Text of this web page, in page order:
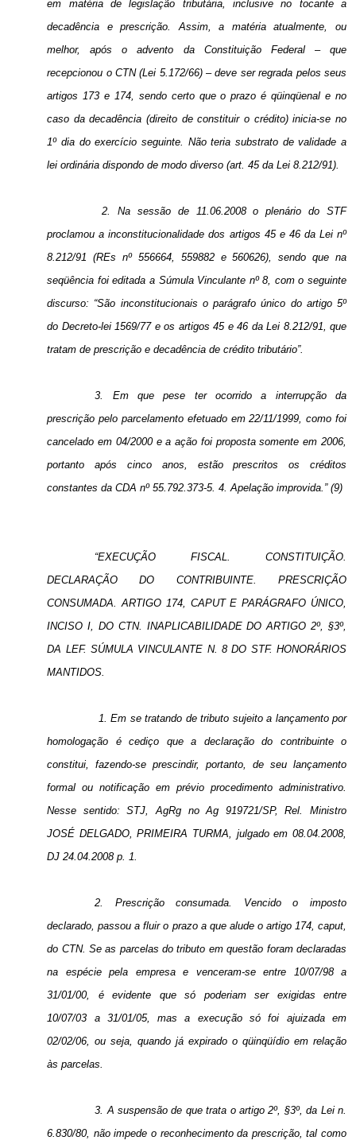
em matéria de legislação tributária, inclusive no tocante a
decadência e prescrição. Assim, a matéria atualmente, ou
melhor, após o advento da Constituição Federal – que
recepcionou o CTN (Lei 5.172/66) – deve ser regrada pelos seus
artigos 173 e 174, sendo certo que o prazo é qüinqüenal e no
caso da decadência (direito de constituir o crédito) inicia-se no
1º dia do exercício seguinte. Não teria substrato de validade a
lei ordinária dispondo de modo diverso (art. 45 da Lei 8.212/91).
2. Na sessão de 11.06.2008 o plenário do STF
proclamou a inconstitucionalidade dos artigos 45 e 46 da Lei nº
8.212/91 (REs nº 556664, 559882 e 560626), sendo que na
seqüência foi editada a Súmula Vinculante nº 8, com o seguinte
discurso: “São inconstitucionais o parágrafo único do artigo 5º
do Decreto-lei 1569/77 e os artigos 45 e 46 da Lei 8.212/91, que
tratam de prescrição e decadência de crédito tributário”.
3. Em que pese ter ocorrido a interrupção da
prescrição pelo parcelamento efetuado em 22/11/1999, como foi
cancelado em 04/2000 e a ação foi proposta somente em 2006,
portanto após cinco anos, estão prescritos os créditos
constantes da CDA nº 55.792.373-5. 4. Apelação improvida.” (9)
“EXECUÇÃO FISCAL. CONSTITUIÇÃO.
DECLARAÇÃO DO CONTRIBUINTE. PRESCRIÇÃO
CONSUMADA. ARTIGO 174, CAPUT E PARÁGRAFO ÚNICO,
INCISO I, DO CTN. INAPLICABILIDADE DO ARTIGO 2º, §3º,
DA LEF. SÚMULA VINCULANTE N. 8 DO STF. HONORÁRIOS
MANTIDOS.
1. Em se tratando de tributo sujeito a lançamento por
homologação é cediço que a declaração do contribuinte o
constitui, fazendo-se prescindir, portanto, de seu lançamento
formal ou notificação em prévio procedimento administrativo.
Nesse sentido: STJ, AgRg no Ag 919721/SP, Rel. Ministro
JOSÉ DELGADO, PRIMEIRA TURMA, julgado em 08.04.2008,
DJ 24.04.2008 p. 1.
2. Prescrição consumada. Vencido o imposto
declarado, passou a fluir o prazo a que alude o artigo 174, caput,
do CTN. Se as parcelas do tributo em questão foram declaradas
na espécie pela empresa e venceram-se entre 10/07/98 a
31/01/00, é evidente que só poderiam ser exigidas entre
10/07/03 a 31/01/05, mas a execução só foi ajuizada em
02/02/06, ou seja, quando já expirado o qüinqüídio em relação
às parcelas.
3. A suspensão de que trata o artigo 2º, §3º, da Lei n.
6.830/80, não impede o reconhecimento da prescrição, tal como